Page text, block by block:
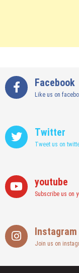
Facebook
Like us on
Twitter
Tweet us on
youtube
Subscribe us on
Instagram
Join us on